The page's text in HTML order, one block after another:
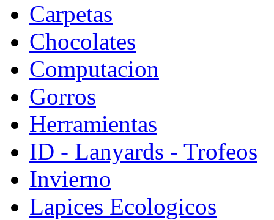
Carpetas
Chocolates
Computacion
Gorros
Herramientas
ID - Lanyards - Trofeos
Invierno
Lapices Ecologicos